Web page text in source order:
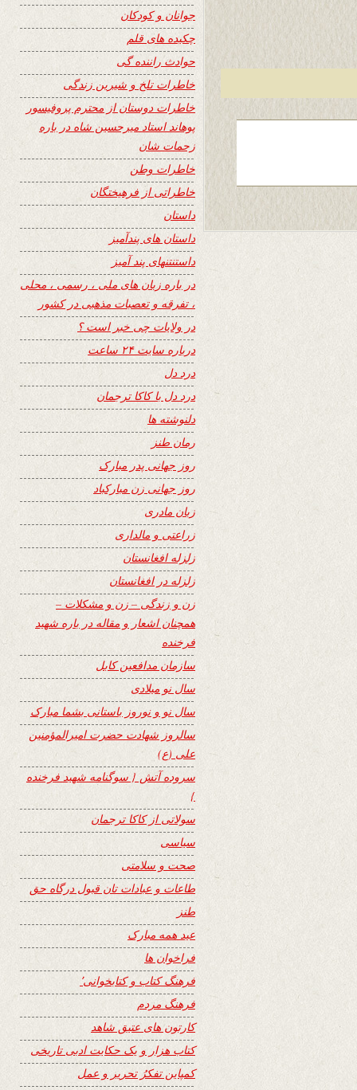
جوانان و کودکان
چکیده های قلم
حوادث راننده گی
خاطرات تلخ و شیرین زندگی
خاطرات دوستان از محترم پروفیسور
پوهاند استاد میرحسین شاه در باره
زحمات شان
خاطرات وطن
خاطراتی از فرهیختگان
داستان
داستان های پندآمیز
داستنتنهای پند آمیز
در باره زبان های ملی ، رسمی ، محلی
، تفرقه و تعصبات مذهبی در کشور
در ولایات چی خبر است ؟
درباره سایت ۲۴ ساعت
درد دل
درد دل با کاکا ترجمان
دلنوشته ها
رمان طنز
روز جهانی پدر مبارک
روز جهانی زن مبارکباد
زبان مادری
زراعتی و مالداری
زلزله افغانستان
زلزله در افغانستان
زن و زندگی – زن و مشکلات –
همچنان اشعار و مقاله در باره شهید
فرخنده
سازمان مدافعین کابل
سال نو میلادی
سال نو و نوروز باستانی بشما مبارک
سالروز شهادت حضرت امیرالمؤمنین
علی (ع)
سروده آتش { سوگنامه شهید فرخنده
}
سولاتی از کاکا ترجمان
سیاسی
صحت و سلامتی
طاعات و عبادات تان قبول درگاه حق
طنز
عید همه مبارک
فراخوان ها
فرهنگ کتاب و کتابخوانی٬
فرهنگ مردم
کارتون های عتیق شاهد
کتاب هزار و یک حکایت ادبی تاریخی
کمپاین تفکرُ تحریر و عمل